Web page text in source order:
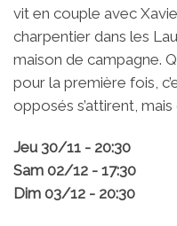
vit en couple avec
charpentier dans les
maison de campagne.
pour la première fois,
opposés s’attirent,
Jeu 30/11 - 20:30
Sam 02/12 - 17:30
Dim 03/12 - 20:30